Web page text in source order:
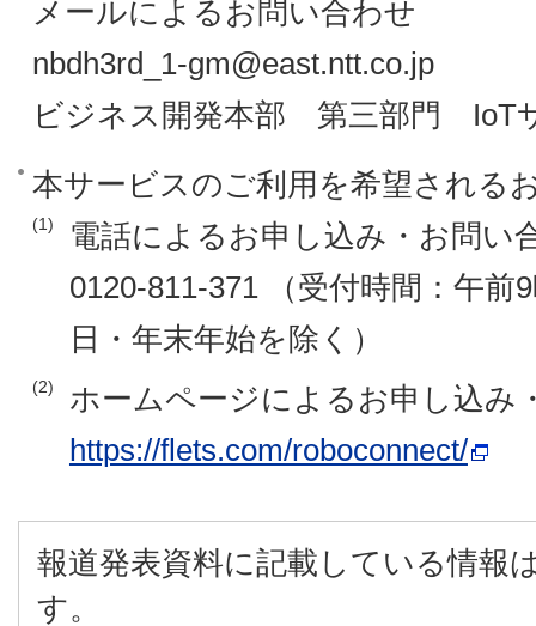
メールによるお問い合わせ
nbdh3rd_1-gm@east.ntt.co.jp
ビジネス開発本部 第三部門 IoT
本サービスのご利用を希望される
(1)
電話によるお申し込み・お問い
0120-811-371 （受付時間：午
日・年末年始を除く）
(2)
ホームページによるお申し込み
https://flets.com/roboconnect/
報道発表資料に記載している情報
す。